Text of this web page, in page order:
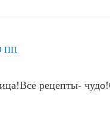
ПП
рецепты-